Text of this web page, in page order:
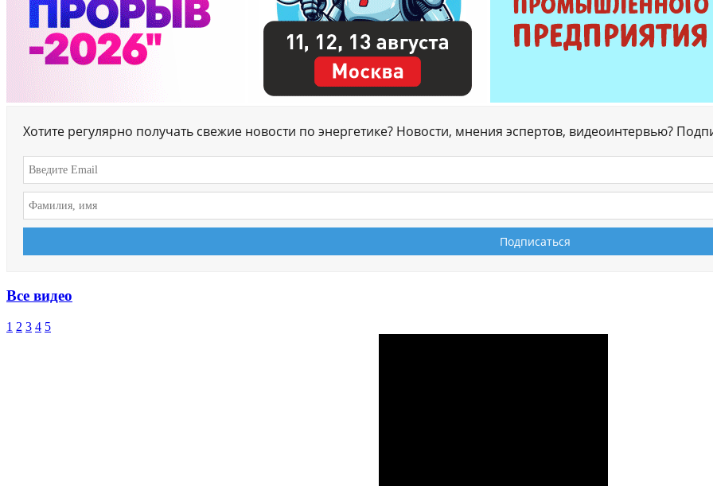
Хотите регулярно получать свежие новости по энергетике? Новости, мнения эспертов, видеоинтервью?
Все видео
1 2 3 4 5